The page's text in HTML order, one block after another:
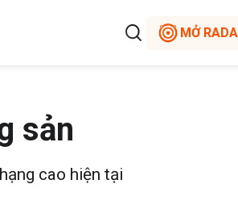
MỞ
sản
cao hiện tại